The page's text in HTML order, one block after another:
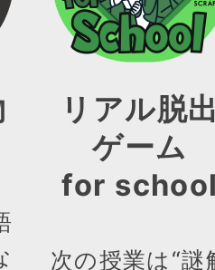
リアル脱
ゲーム
for
次の授業は“謎